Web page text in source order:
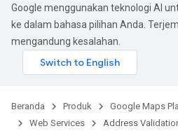
Google menggunakan teknologi AI
ke dalam bahasa pilihan Anda.
mengandung kesalahan.
Beranda Produk Google Maps
Web Services
Address